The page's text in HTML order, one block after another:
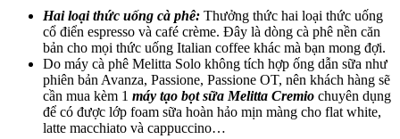
Hai loại thức uống cà phê: Thưởng thức hai loại thức uống
cổ điển espresso và café crème. Đây là dòng cà phê nền căn
bản cho mọi thức uống Italian coffee khác mà bạn mong đợi.
Do máy cà phê Melitta Solo không tích hợp ống dẫn sữa như
phiên bản Avanza, Passione, Passione OT, nên khách hàng sẽ
cần mua kèm 1 máy tạo bọt sữa Melitta Cremio chuyên dụng
để có được lớp foam sữa hoàn hảo mịn màng cho flat white,
latte macchiato và cappuccino…